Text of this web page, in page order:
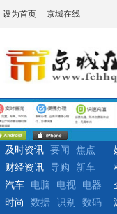
设为首页 京城在线
及时资讯 要闻
焦点
财经资讯
导购 新车
汽车
电脑 电视
电器
时尚
数据 识别 数码